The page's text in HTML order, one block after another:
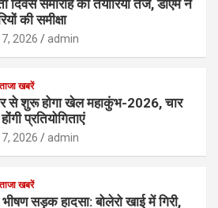
दिवस समारोह की तैयारियां तेज, डीएम ने
की समीक्षा
2026 admin
ताजा खबरें
से शुरू होगा खेल महाकुंभ-2026, चार
प्रतियोगिताएं
2026 admin
ताजा खबरें
भीषण सड़क हादसा: बोलेरो खाई में गिरी,